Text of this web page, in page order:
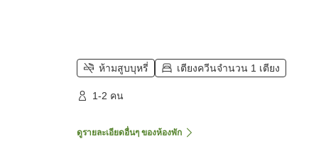
ห้ามสูบบุหรี่ เตียงควีนจำนวน 1 เตียง
1-2 คน
ดูรายละเอียดอื่นๆ ของห้องพัก